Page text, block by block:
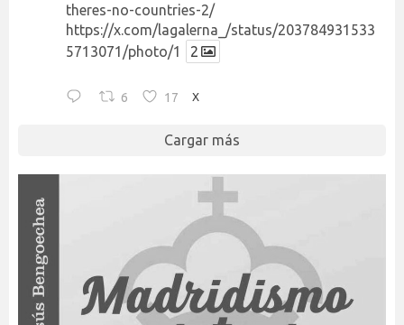
theres-no-countries-2/
https://x.com/lagalerna_/status/203784931533
5713071/photo/1
2
6 17 X
Cargar más